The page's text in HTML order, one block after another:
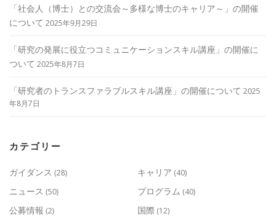
「社会人（博士）との交流会～多様な博士のキャリア～」の開催
について 2025年9月29日
「研究の発展に役立つコミュニケーションスキル講座」の開催に
ついて 2025年8月7日
「研究者のトランスファラブルスキル講座」の開催について 2025
年8月7日
カテゴリー
ガイダンス (28) キャリア (40)
ニュース (50) プログラム (40)
公募情報 (2) 国際 (12)